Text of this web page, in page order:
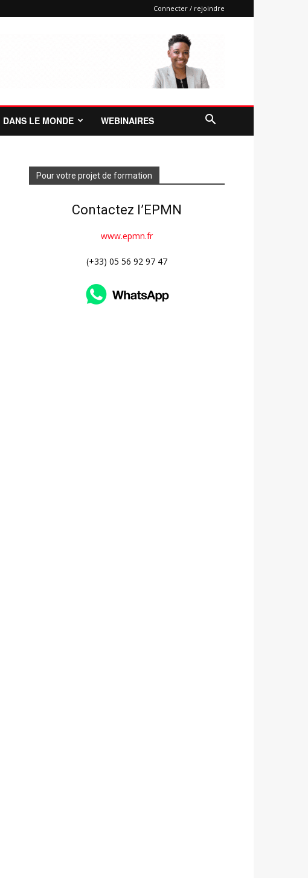
Connecter / rejoindre
DANS LE MONDE WEBINAIRES
Pour votre projet de formation
Contactez l’EPMN
www.epmn.fr
(+33) 05 56 92 97 47